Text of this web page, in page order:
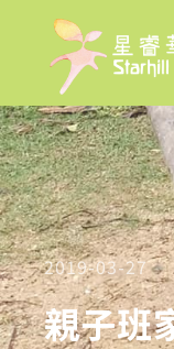
2019-03-27
親子班